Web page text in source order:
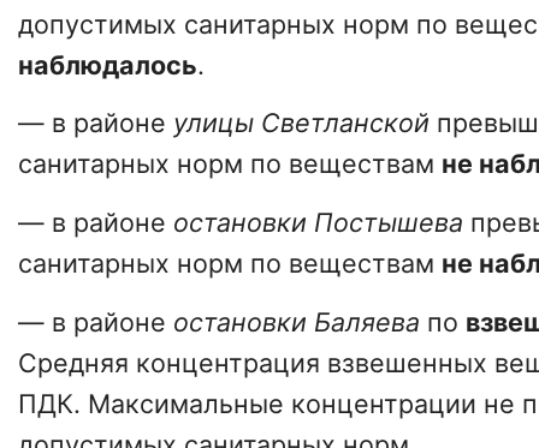
допустимых санитарных норм по
наблюдалось.
— в районе улицы Светланской
санитарных норм по веществам не
— в районе остановки Постышева
санитарных норм по веществам не
— в районе остановки Баляева по
Средняя концентрация взвешенных
ПДК. Максимальные концентрации не